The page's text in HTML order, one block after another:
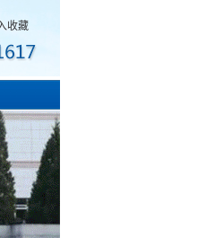
收藏